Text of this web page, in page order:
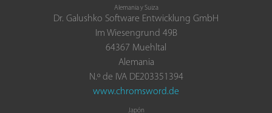
Alemania y Suiza
Dr. Galushko Software Entwicklung GmbH
Im Wiesengrund 49B
64367 Muehltal
Alemania
N.º de IVA DE203351394
www.chromsword.de
Japón